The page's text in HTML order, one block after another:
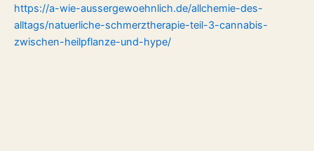
https://a-wie-aussergewoehnlich.de/allchemie-des-
alltags/natuerliche-schmerztherapie-teil-3-cannabis-
zwischen-heilpflanze-und-hype/